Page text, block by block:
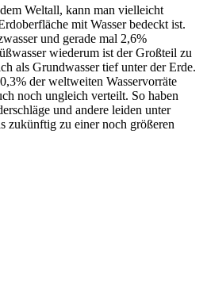
Weltall, kann man vielleicht
mit Wasser bedeckt ist.
und gerade mal 2,6%
wiederum ist der Großteil zu
als Grundwasser tief unter der Erde.
der weltweiten Wasservorräte
noch ungleich verteilt. So haben
und andere leiden unter
zukünftig zu einer noch größeren